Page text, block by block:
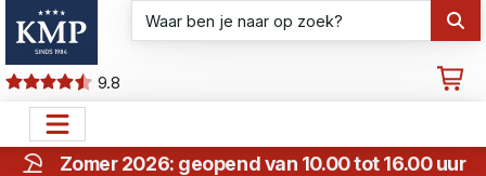
9.8
Zomer 2026: geopend van 10.00 tot 16.00 uur